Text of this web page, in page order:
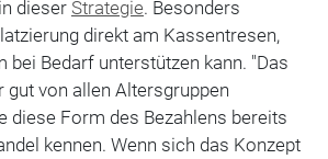
dieser Strategie. Besonders
direkt am Kassentresen,
bei Bedarf unterstützen kann. "Das
gut von allen Altersgruppen
diese Form des Bezahlens bereits
kennen. Wenn sich das Konzept